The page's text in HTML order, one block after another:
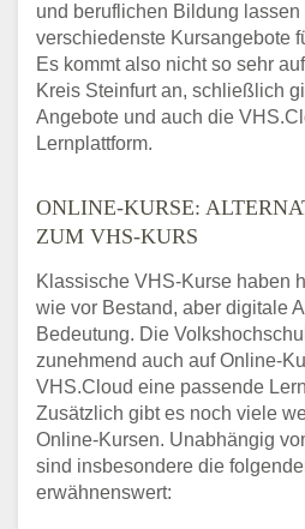
und beruflichen Bildung lassen
verschiedenste Kursangebote
Es kommt also nicht so sehr
Kreis Steinfurt an, schließlich
Angebote und auch die
Lernplattform.
ONLINE-KURSE:
ZUM VHS-KURS
Klassische VHS-Kurse haben
wie vor Bestand, aber digitale
Bedeutung. Die
zunehmend auch auf Online-
VHS.Cloud eine passende
Zusätzlich gibt es noch viele
Online-Kursen. Unabhängig
sind insbesondere die
erwähnenswert: